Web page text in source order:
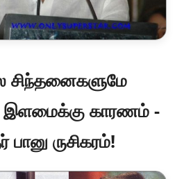
சிந்தனைகளுமே
இளமைக்கு காரணம் -
ருசிகரம்!